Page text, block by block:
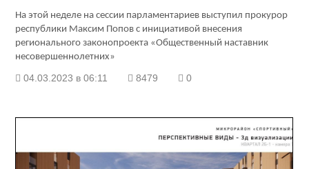
На этой неделе на сессии парламентариев выступил прокурор
республики Максим Попов с инициативой внесения
регионального законопроекта «Общественный наставник
несовершеннолетних»
04.03.2023 в 06:11 8479 0